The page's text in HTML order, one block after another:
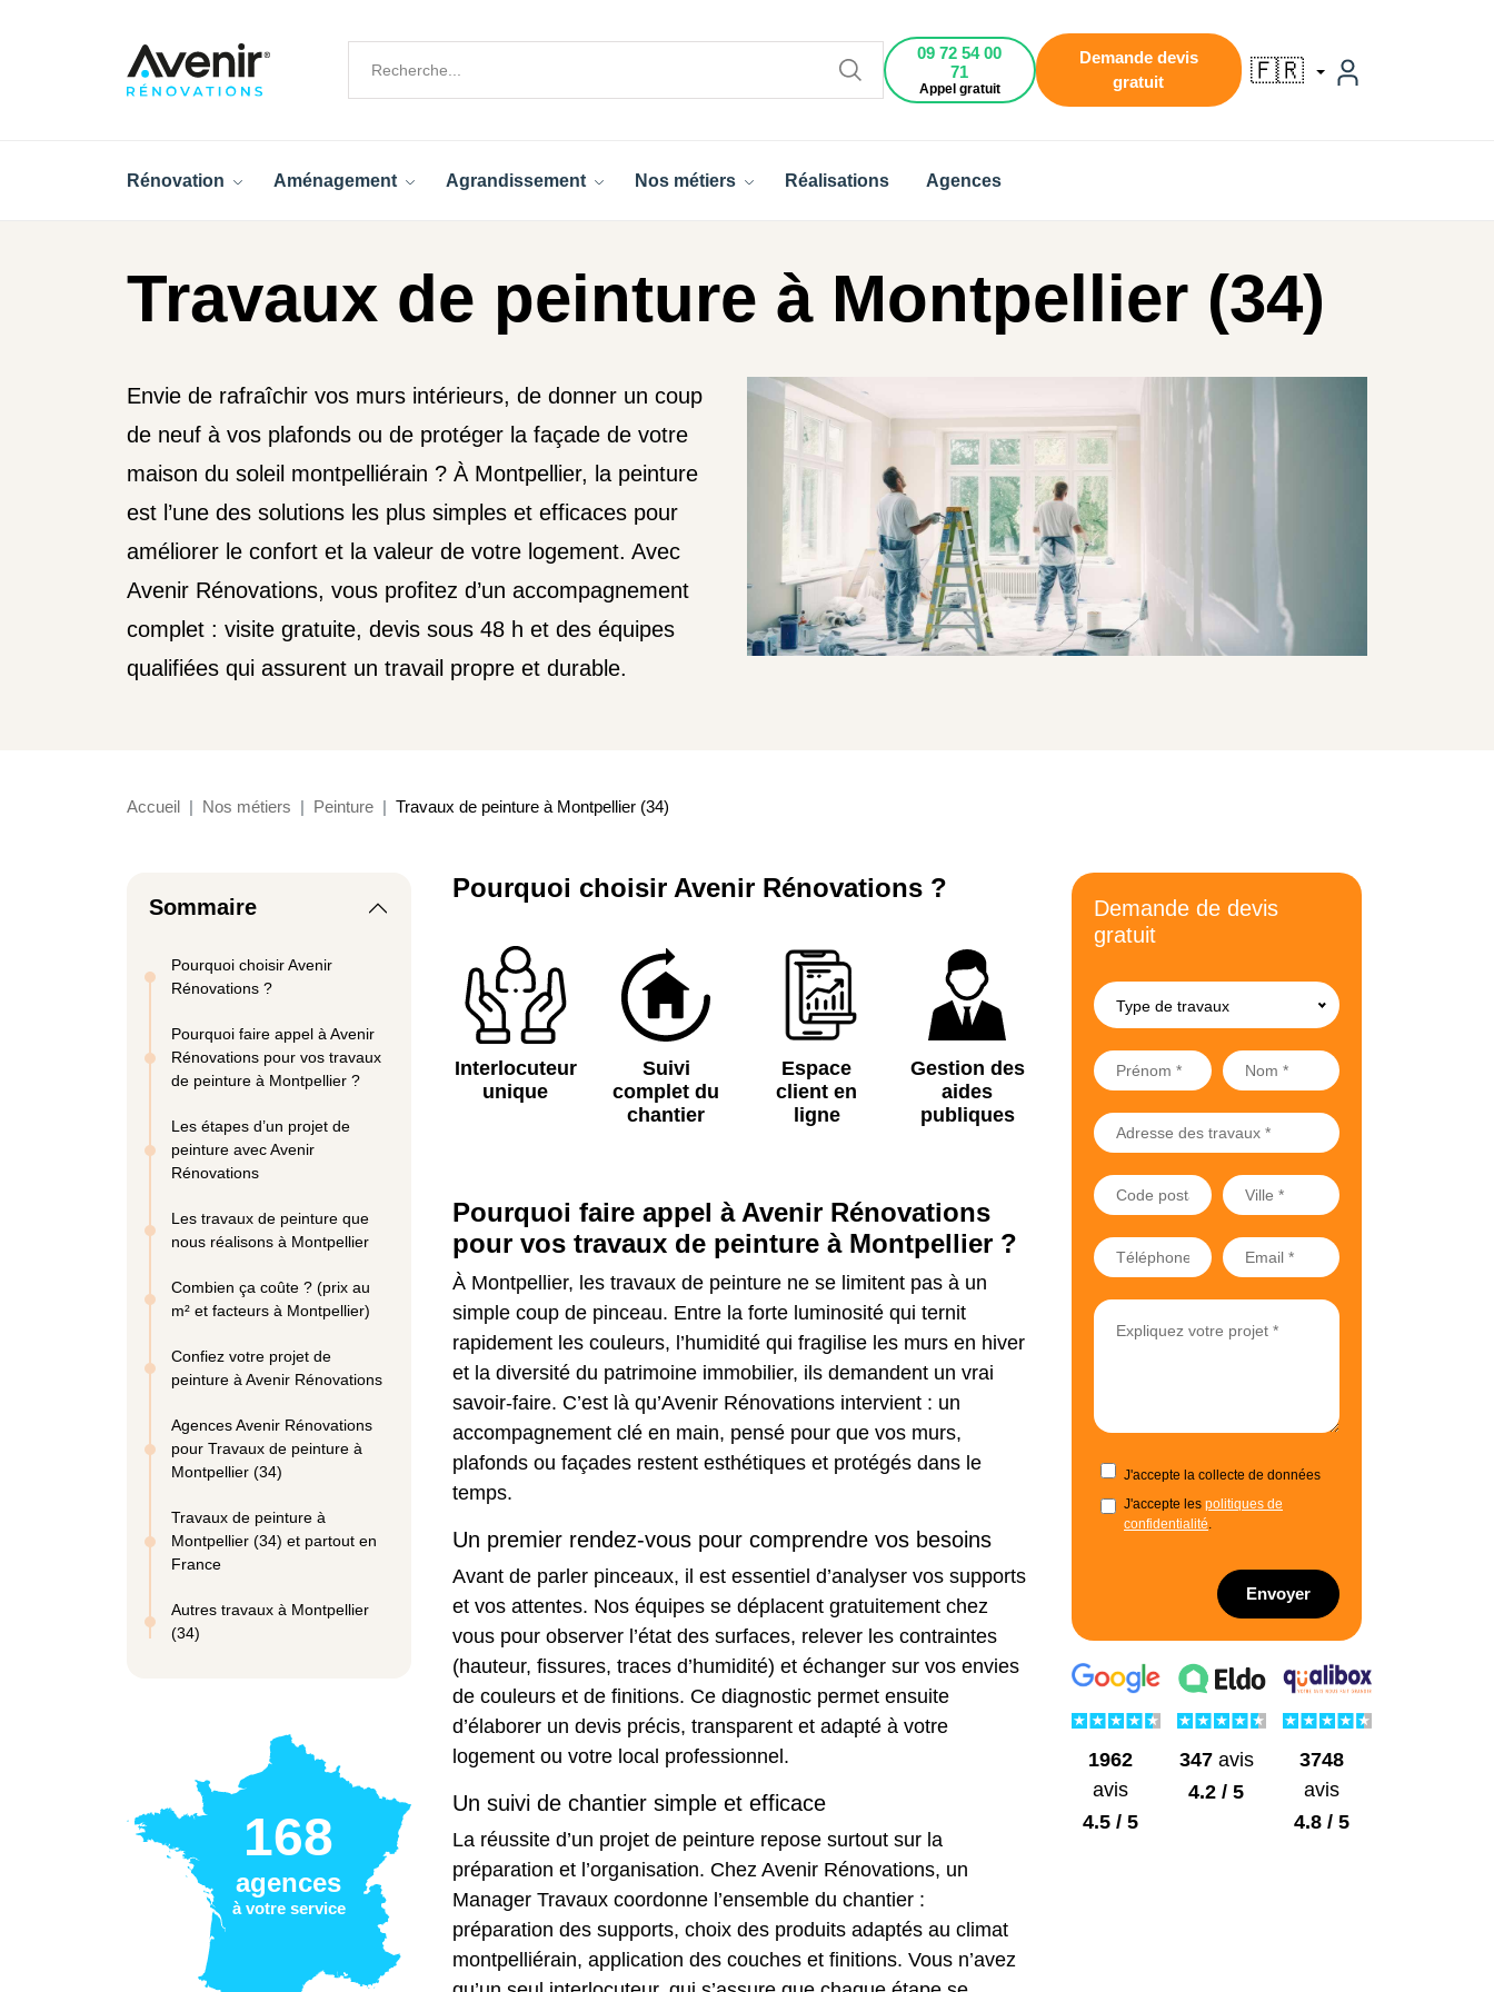
09 72 54 00
71
Appel gratuit
Demande devis
gratuit
🇫🇷
Rénovation Aménagement Agrandissement Nos métiers Réalisations Agences
Travaux de peinture à Montpellier (34)
Envie de rafraîchir vos murs intérieurs, de donner un coup
de neuf à vos plafonds ou de protéger la façade de votre
maison du soleil montpelliérain ? À Montpellier, la peinture
est l’une des solutions les plus simples et efficaces pour
améliorer le confort et la valeur de votre logement. Avec
Avenir Rénovations, vous profitez d’un accompagnement
complet : visite gratuite, devis sous 48 h et des équipes
qualifiées qui assurent un travail propre et durable.
Accueil Nos métiers Peinture Travaux de peinture à Montpellier (34)
Sommaire
Pourquoi choisir Avenir
Rénovations ?
Pourquoi faire appel à Avenir
Rénovations pour vos travaux
de peinture à Montpellier ?
Les étapes d’un projet de
peinture avec Avenir
Rénovations
Les travaux de peinture que
nous réalisons à Montpellier
Combien ça coûte ? (prix au
m² et facteurs à Montpellier)
Confiez votre projet de
peinture à Avenir Rénovations
Agences Avenir Rénovations
pour Travaux de peinture à
Montpellier (34)
Travaux de peinture à
Montpellier (34) et partout en
France
Autres travaux à Montpellier
(34)
168
agences
à votre service
Pourquoi choisir Avenir Rénovations ?
Interlocuteur
unique
Suivi
complet du
chantier
Espace
client en
ligne
Gestion des
aides
publiques
Pourquoi faire appel à Avenir Rénovations
pour vos travaux de peinture à Montpellier ?
À Montpellier, les travaux de peinture ne se limitent pas à un
simple coup de pinceau. Entre la forte luminosité qui ternit
rapidement les couleurs, l’humidité qui fragilise les murs en hiver
et la diversité du patrimoine immobilier, ils demandent un vrai
savoir-faire. C’est là qu’Avenir Rénovations intervient : un
accompagnement clé en main, pensé pour que vos murs,
plafonds ou façades restent esthétiques et protégés dans le
temps.
Un premier rendez-vous pour comprendre vos besoins
Avant de parler pinceaux, il est essentiel d’analyser vos supports
et vos attentes. Nos équipes se déplacent gratuitement chez
vous pour observer l’état des surfaces, relever les contraintes
(hauteur, fissures, traces d’humidité) et échanger sur vos envies
de couleurs et de finitions. Ce diagnostic permet ensuite
d’élaborer un devis précis, transparent et adapté à votre
logement ou votre local professionnel.
Un suivi de chantier simple et efficace
La réussite d’un projet de peinture repose surtout sur la
préparation et l’organisation. Chez Avenir Rénovations, un
Manager Travaux coordonne l’ensemble du chantier :
préparation des supports, choix des produits adaptés au climat
montpelliérain, application des couches et finitions. Vous n’avez
Demande de devis
gratuit
Type de travaux
J'accepte la collecte de données
J'accepte les politiques de
confidentialité.
Envoyer
1962
avis
4.5 / 5
347avis
4.2 / 5
3748
avis
4.8 / 5